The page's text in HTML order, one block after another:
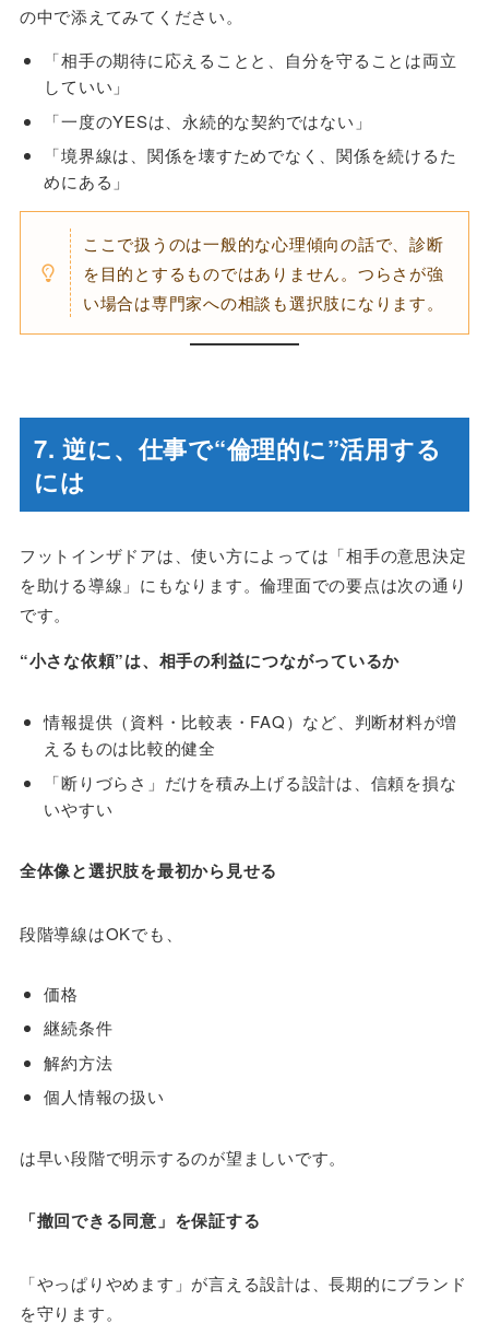
の中で添えてみてください。
「相手の期待に応えることと、自分を守ることは両立
していい」
「一度のYESは、永続的な契約ではない」
「境界線は、関係を壊すためでなく、関係を続けるた
めにある」
ここで扱うのは一般的な心理傾向の話で、診断
を目的とするものではありません。つらさが強
い場合は専門家への相談も選択肢になります。
7. 逆に、仕事で“倫理的に”活用する
には
フットインザドアは、使い方によっては「相手の意思決定
を助ける導線」にもなります。倫理面での要点は次の通り
です。
“小さな依頼”は、相手の利益につながっているか
情報提供（資料・比較表・FAQ）など、判断材料が増
えるものは比較的健全
「断りづらさ」だけを積み上げる設計は、信頼を損な
いやすい
全体像と選択肢を最初から見せる
段階導線はOKでも、
価格
継続条件
解約方法
個人情報の扱い
は早い段階で明示するのが望ましいです。
「撤回できる同意」を保証する
「やっぱりやめます」が言える設計は、長期的にブランド
を守ります。